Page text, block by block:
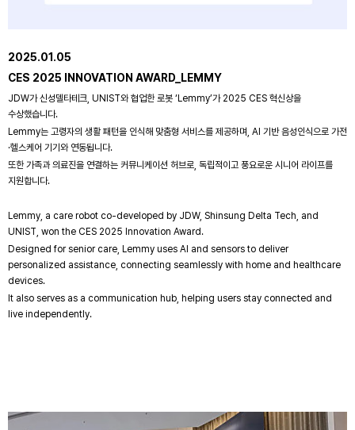
2025.01.05
CES 2025 INNOVATION AWARD_LEMMY
JDW가 신성델타테크, UNIST와 협업한 로봇 ‘Lemmy’가 2025 CES 혁신상을
수상했습니다.
Lemmy는 고령자의 생활 패턴을 인식해 맞춤형 서비스를 제공하며, AI 기반 음성인식으로 가전
·헬스케어 기기와 연동됩니다.
또한 가족과 의료진을 연결하는 커뮤니케이션 허브로, 독립적이고 풍요로운 시니어 라이프를
지원합니다.
Lemmy, a care robot co-developed by JDW, Shinsung Delta Tech, and
UNIST, won the CES 2025 Innovation Award.
Designed for senior care, Lemmy uses AI and sensors to deliver
personalized assistance, connecting seamlessly with home and healthcare
devices.
It also serves as a communication hub, helping users stay connected and
live independently.